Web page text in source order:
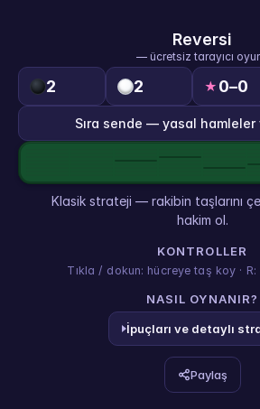
Reversi
— ücretsiz tarayıcı
2 2 ★ 0–0
Sıra sende — yasal hamleler
Klasik strateji — rakibin taşlarını
hakim ol.
KONTROLLER
Tıkla / dokun: hücreye taş koy ·
NASIL OYNANIR?
İpuçları ve detaylı
Paylaş